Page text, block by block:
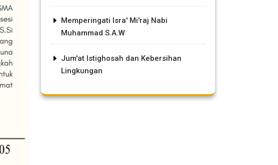
Memperingati Isra' Mi'raj Nabi
Muhammad S.A.W
Jum'at Istighosah dan Kebersihan
Lingkungan